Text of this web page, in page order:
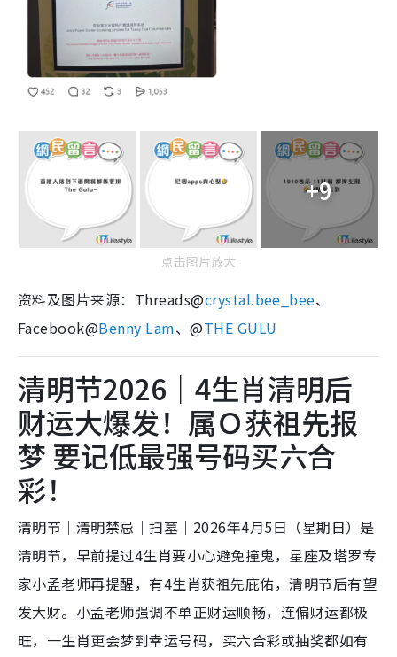
+9
点击图片放大
资料及图片来源：Threads@crystal.bee_bee、
Facebook@Benny Lam、@THE GULU
清明节2026｜4生肖清明后
财运大爆发！属Ｏ获祖先报
梦 要记低最强号码买六合
彩！
清明节｜清明禁忌｜扫墓｜2026年4月5日（星期日）是
清明节，早前提过4生肖要小心避免撞鬼，星座及塔罗专
家小孟老师再提醒，有4生肖获祖先庇佑，清明节后有望
发大财。小孟老师强调不单正财运顺畅，连偏财运都极
旺，一生肖更会梦到幸运号码，买六合彩或抽奖都如有